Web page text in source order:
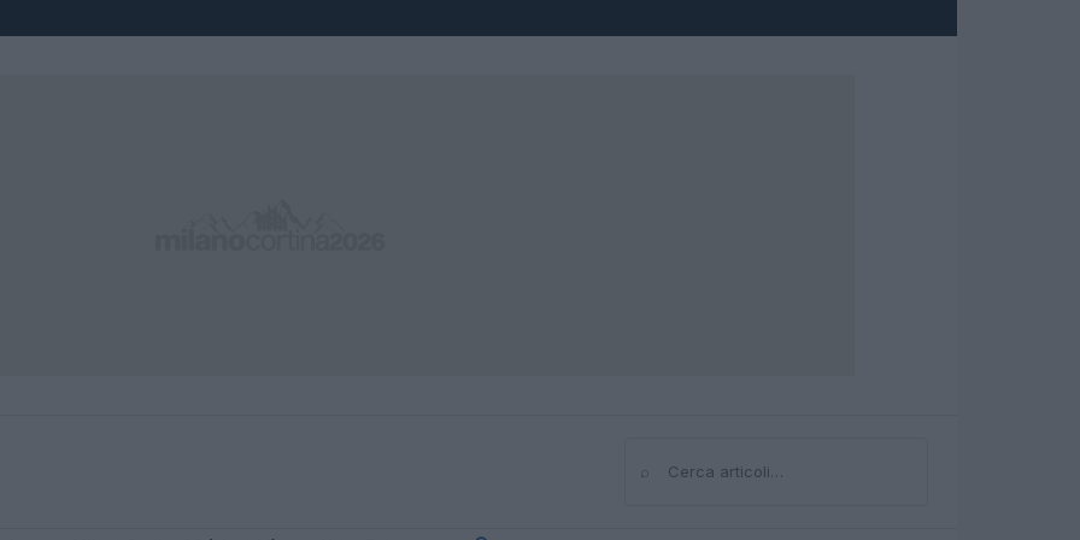
⌕Cerca